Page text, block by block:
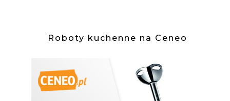
Roboty kuchenne na Ceneo